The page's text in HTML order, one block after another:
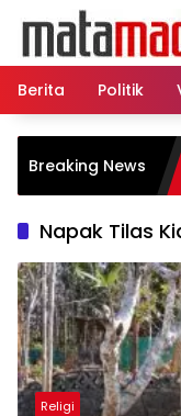
konten
Berita
Politik
Breaking News
11 Kapal Sisir
Korban KMP
Napak Tilas
Religi